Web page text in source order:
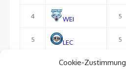
Cookie-Zustimmung
4 WEI 5
5 LEC 5
FTL 5